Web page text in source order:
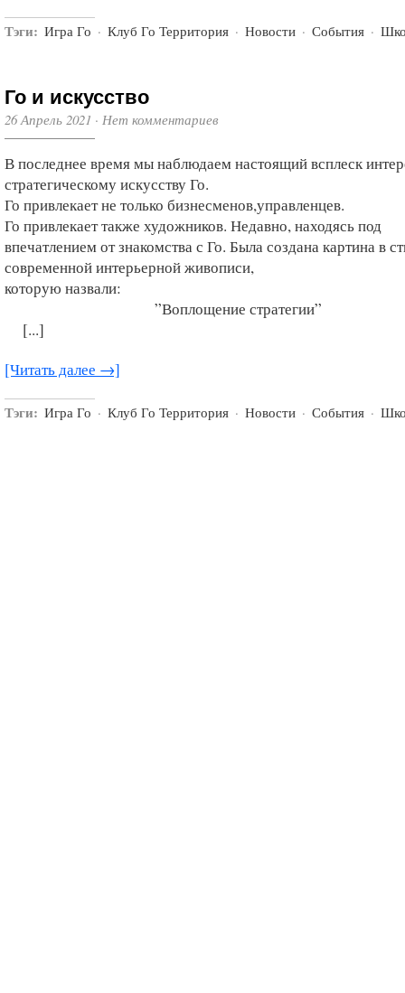
Тэги: Игра Го · Клуб Го Территория · Новости · События ·
Го и искусство
26 Апрель 2021 · Нет комментариев
В последнее время мы наблюдаем настоящий всплеск
стратегическому искусству Го.
Го привлекает не только бизнесменов,управленцев.
Го привлекает также художников. Недавно, находясь под
впечатлением от знакомства с Го. Была создана картина в
современной интерьерной живописи,
которую назвали:
”Воплощение стратегии”
[...]
[Читать далее →]
Тэги: Игра Го · Клуб Го Территория · Новости · События ·